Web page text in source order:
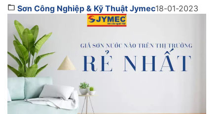
hỏa hoạn. Vậy lựa sơn chống cháy hãng nào tốt?
Cách chọn như thế nào. Cùng tìm hiểu ngay […]
Sơn Công Nghiệp & Kỹ Thuật Jymec18-01-2023